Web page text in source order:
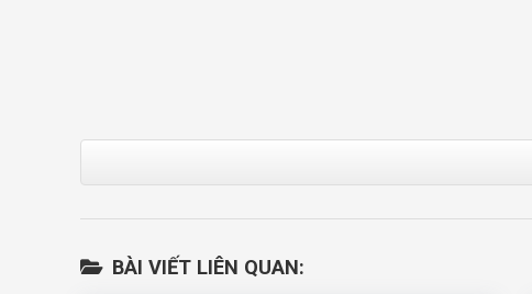
BÀI VIẾT LIÊN QUAN: